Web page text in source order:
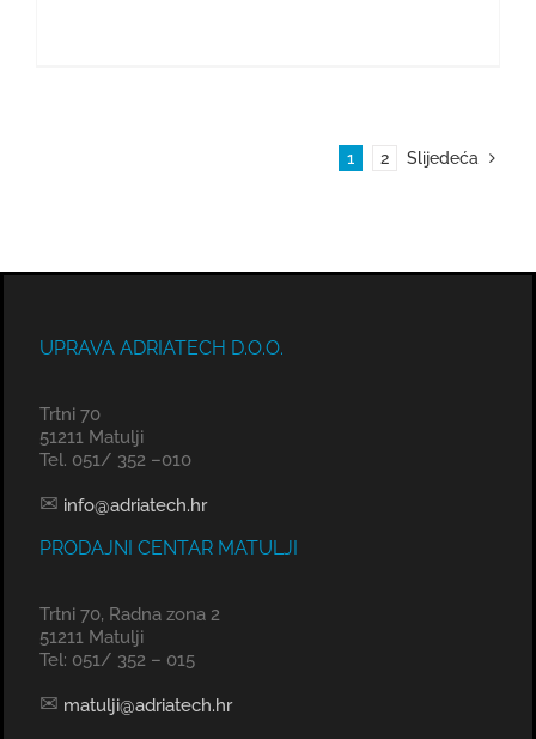
1 2 Slijedeća
UPRAVA ADRIATECH D.O.O.
Trtni 70
51211 Matulji
Tel. 051/ 352 –010
✉ info@adriatech.hr
PRODAJNI CENTAR MATULJI
Trtni 70, Radna zona 2
51211 Matulji
Tel: 051/ 352 – 015
✉ matulji@adriatech.hr